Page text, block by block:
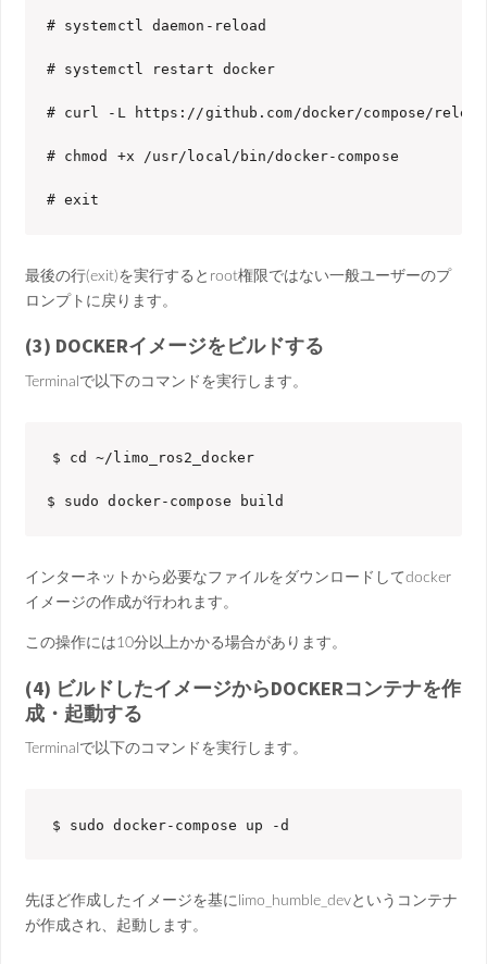
# systemctl daemon-reload
# systemctl restart docker
# curl -L https://github.com/docker/compose/
# chmod +x /usr/local/bin/docker-compose
# exit
最後の行(exit)を実行すると root権限ではない一般ユーザーのプ
ロンプトに戻ります。
(3) DOCKERイメージをビルドする
Terminalで以下のコマンドを実行します。
$ cd ~/limo_ros2_docker
$ sudo docker-compose build
インターネットから必要なファイルをダウンロードしてdocker
イメージの作成が行われます。
この操作には10分以上かかる場合があります。
(4) ビルドしたイメージからDOCKERコンテナを作
成・起動する
Terminalで以下のコマンドを実行します。
$ sudo docker-compose up -d
先ほど作成したイメージを基にlimo_humble_devというコンテナ
が作成され、起動します。